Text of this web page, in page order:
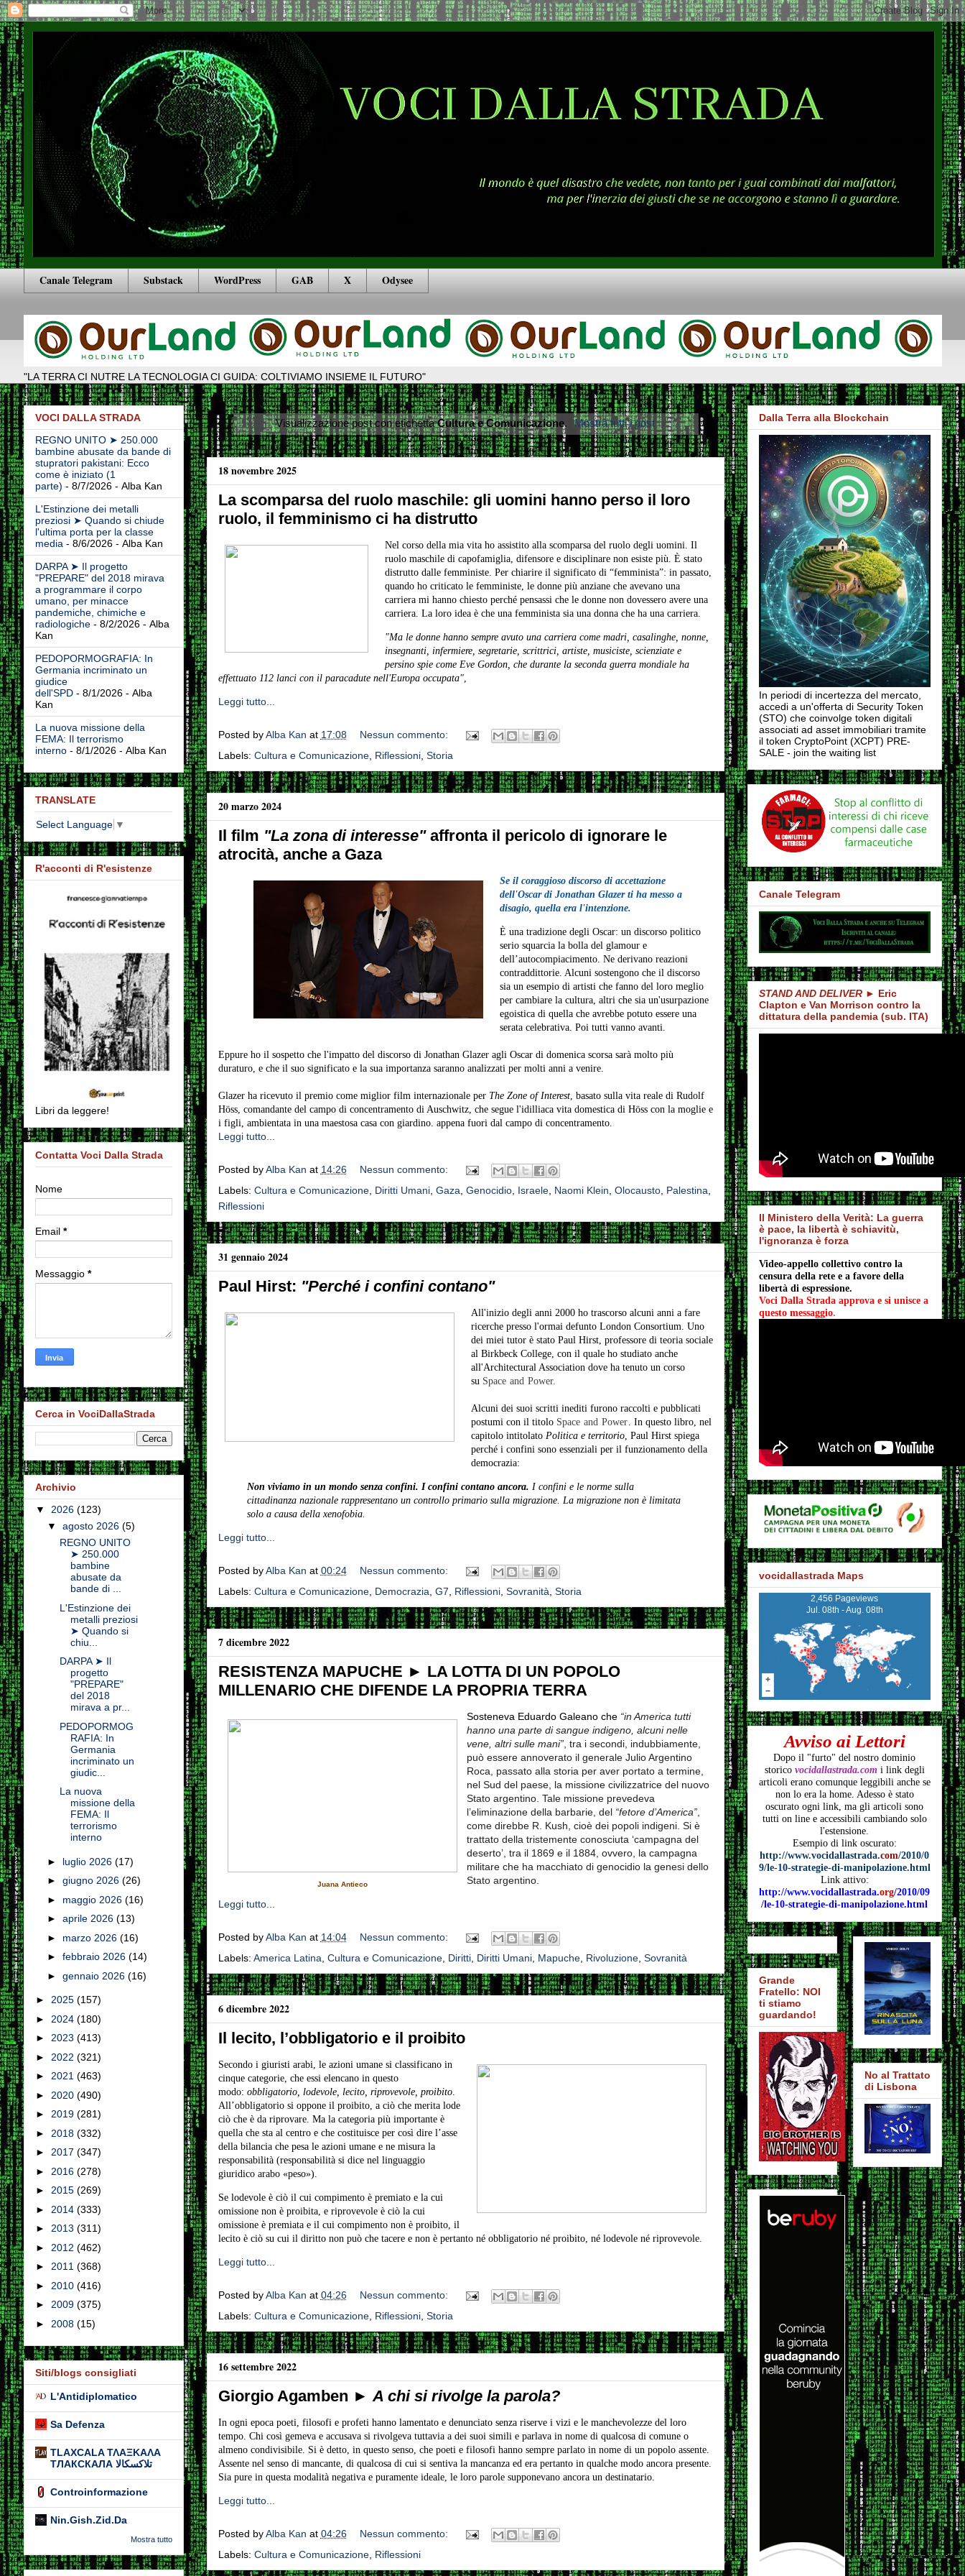
Canale Telegram Substack WordPress GAB X Odysee
"LA TERRA CI NUTRE LA TECNOLOGIA CI GUIDA: COLTIVIAMO INSIEME IL FUTURO"
Visualizzazione post con etichettaCultura e Comunicazione. Mostra tutti i post
18 novembre 2025
La scomparsa del ruolo maschile: gli uomini hanno perso il loro
ruolo, il femminismo ci ha distrutto
Nel corso della mia vita ho assistito alla scomparsa del ruolo degli uomini. Il
ruolo maschile di capofamiglia, difensore e disciplinare non esiste più. È stato
distrutto dalle femministe. Per chiarire il significato di “femminista”: in passato,
quando ho criticato le femministe, le donne più anziane che avevano una
carriera mi hanno chiesto perché pensassi che le donne non dovessero avere una
carriera. La loro idea è che una femminista sia una donna che ha una carriera.
"Ma le donne hanno sempre avuto una carriera come madri, casalinghe, nonne,
insegnanti, infermiere, segretarie, scrittrici, artiste, musiciste, scienziate e
persino spie come Eve Gordon, che durante la seconda guerra mondiale ha
effettuato 112 lanci con il paracadute nell'Europa occupata",
Leggi tutto...
Posted byAlba Kan at 17:08
Nessun commento:
Labels: Cultura e Comunicazione, Riflessioni, Storia
20 marzo 2024
Il film "La zona di interesse"affronta il pericolo di ignorare le
atrocità, anche a Gaza
Se il coraggioso discorso di accettazione
dell'Oscar di Jonathan Glazer ti ha messo a
disagio, quella era l'intenzione.
È una tradizione degli Oscar: un discorso politico
serio squarcia la bolla del glamour e
dell’autocompiacimento. Ne derivano reazioni
contraddittorie. Alcuni sostengono che il discorso
sia un esempio di artisti che fanno del loro meglio
per cambiare la cultura, altri che sia un'usurpazione
egoistica di quella che avrebbe potuto essere una
serata celebrativa. Poi tutti vanno avanti.
Eppure ho il sospetto che l'impatto del discorso di Jonathan Glazer agli Oscar di domenica scorsa sarà molto più
duraturo, e che il suo significato e la sua importanza saranno analizzati per molti anni a venire.
Glazer ha ricevuto il premio come miglior film internazionale per The Zone of Interest, basato sulla vita reale di Rudolf
Höss, comandante del campo di concentramento di Auschwitz, che segue l'idilliaca vita domestica di Höss con la moglie e
i figli, ambientata in una maestosa casa con giardino. appena fuori dal campo di concentramento.
Leggi tutto...
Posted byAlba Kan at 14:26
Nessun commento:
Labels: Cultura e Comunicazione, Diritti Umani, Gaza Genocidio, Israele, Naomi Klein Olocausto, Palestina
Riflessioni
31 gennaio 2024
Paul Hirst: "Perché i confini contano"
All'inizio degli anni 2000 ho trascorso alcuni anni a fare
ricerche presso l'ormai defunto London Consortium. Uno
dei miei tutor è stato Paul Hirst, professore di teoria sociale
al Birkbeck College, con il quale ho studiato anche
all'Architectural Association dove ha tenuto un corso
su Space and Power.
Alcuni dei suoi scritti inediti furono raccolti e pubblicati
postumi con il titolo Space and Power. In questo libro, nel
capitolo intitolato Politica e territorio, Paul Hirst spiega
perché i confini sono essenziali per il funzionamento della
democrazia:
Non viviamo in un mondo senza confini. I confini contano ancora. I confini e le norme sulla
cittadinanza nazionale rappresentano un controllo primario sulla migrazione. La migrazione non è limitata
solo a causa della xenofobia.
Leggi tutto...
Posted byAlba Kan at 00:24
Nessun commento:
Labels: Cultura e Comunicazione, Democrazia G7 Riflessioni, Sovranità Storia
7 dicembre 2022
RESISTENZA MAPUCHE ► LA LOTTA DI UN POPOLO
MILLENARIO CHE DIFENDE LA PROPRIA TERRA
Juana Antieco
Sosteneva Eduardo Galeano che “in America tutti
hanno una parte di sangue indigeno, alcuni nelle
vene, altri sulle mani”, tra i secondi, indubbiamente,
può essere annoverato il generale Julio Argentino
Roca, passato alla storia per aver portato a termine,
nel Sud del paese, la missione civilizzatrice del nuovo
Stato argentino. Tale missione prevedeva
l’eliminazione della barbarie, del “fetore d’America”,
come direbbe R. Kush, cioè dei popoli indigeni. Si è
trattato della tristemente conosciuta ‘campagna del
deserto’, tra il 1869 e il 1884, ovvero, la campagna
militare che ha macchiato di genocidio la genesi dello
Stato argentino.
Leggi tutto...
Posted byAlba Kan at 14:04
Nessun commento:
Labels: America Latina Cultura e Comunicazione, Diritti, Diritti Umani, Mapuche, Rivoluzione, Sovranità
6 dicembre 2022
Il lecito, l’obbligatorio e il proibito
Secondo i giuristi arabi, le azioni umane si classificano in
cinque categorie, che essi elencano in questo
modo: obbligatorio, lodevole, lecito, riprovevole, proibito.
All’obbligatorio si oppone il proibito, a ciò che merita lode
ciò che è da riprovare. Ma la categoria più importante è
quella che sta al centro e che costituisce per così dire l’asse
della bilancia che pesa le azioni umane e ne misura la
responsabilità (responsabilità si dice nel linguaggio
giuridico arabo «peso»).
Se lodevole è ciò il cui compimento è premiato e la cui
omissione non è proibita, e riprovevole è ciò la cui
omissione è premiata e il cui compimento non è proibito, il
lecito è ciò su cui il diritto non può che tacere e non è pertanto né obbligatorio né proibito, né lodevole né riprovevole.
Leggi tutto...
Posted byAlba Kan at 04:26
Nessun commento:
Labels: Cultura e Comunicazione, Riflessioni, Storia
16 settembre 2022
Giorgio Agamben ►A chi si rivolge la parola?
In ogni epoca poeti, filosofi e profeti hanno lamentato e denunciato senza riserve i vizi e le manchevolezze del loro
tempo. Chi così gemeva e accusava si rivolgeva tuttavia a dei suoi simili e parlava in nome di qualcosa di comune o
almeno condivisibile. Si è detto, in questo senso, che poeti e filosofi hanno sempre parlato in nome di un popolo assente.
Assente nel senso di mancante, di qualcosa di cui si sentiva la mancanza ed era pertanto in qualche modo ancora presente.
Sia pure in questa modalità negativa e puramente ideale, le loro parole supponevano ancora un destinatario.
Leggi tutto...
Posted byAlba Kan at 04:26
Nessun commento:
Labels: Cultura e Comunicazione, Riflessioni
VOCI DALLA STRADA
REGNO UNITO ➤ 250.000
bambine abusate da bande di
stupratori pakistani: Ecco
come è iniziato (1
parte) - 8/7/2026- Alba Kan
L'Estinzione dei metalli
preziosi ➤ Quando si chiude
l'ultima porta per la classe
media - 8/6/2026- Alba Kan
DARPA ➤ Il progetto
"PREPARE" del 2018 mirava
a programmare il corpo
umano, per minacce
pandemiche, chimiche e
radiologiche- 8/2/2026- Alba
Kan
PEDOPORMOGRAFIA: In
Germania incriminato un
giudice
dell'SPD- 8/1/2026- Alba
Kan
La nuova missione della
FEMA: Il terrorismo
interno- 8/1/2026- Alba Kan
TRANSLATE
Select Language ▼
R'acconti di R'esistenze
Libri da leggere!
Contatta Voci Dalla Strada
Nome
Email *
Messaggio *
Cerca in VociDallaStrada
Archivio
▼ 2026 (123)
▼agosto 2026(5)
REGNO UNITO
➤ 250.000
bambine
abusate da
bande di ...
L'Estinzione dei
metalli preziosi
➤ Quando si
chiu...
DARPA ➤ Il
progetto
"PREPARE"
del 2018
mirava a pr...
PEDOPORMOG
RAFIA: In
Germania
incriminato un
giudic...
La nuova
missione della
FEMA: Il
terrorismo
interno
► luglio 2026(17)
►giugno 2026(26)
► maggio 2026(16)
►aprile 2026(13)
► marzo 2026(16)
►febbraio 2026(14)
►gennaio 2026(16)
► 2025 (157)
► 2024 (180)
► 2023 (413)
► 2022 (321)
► 2021 (463)
► 2020 (490)
► 2019 (281)
► 2018 (332)
► 2017 (347)
► 2016 (278)
► 2015 (269)
► 2014 (333)
► 2013 (311)
► 2012 (462)
► 2011 (368)
► 2010 (416)
► 2009 (375)
► 2008 (15)
Siti/blogs consigliati
L'Antidiplomatico
Sa Defenza
TLAXCALA ΤΛΑΞΚΑΛΑ
ТЛАКСКАЛА تلاكسكالا
Controinformazione
Nin.Gish.Zid.Da
Mostra tutto
Dalla Terra alla Blockchain
In periodi di incertezza del mercato,
accedi a un'offerta di Security Token
(STO) che coinvolge token digitali
associati ad asset immobiliari tramite
il token CryptoPoint (XCPT) PRE-
SALE - join the waiting list
Canale Telegram
STAND AND DELIVER► Eric
Clapton e Van Morrison contro la
dittatura della pandemia (sub. ITA)
Il Ministero della Verità: La guerra
è pace, la libertà è schiavitù,
l'ignoranza è forza
Video-appello collettivo contro la
censura della rete e a favore della
libertà di espressione.
Voci Dalla Strada approva e si unisce a
questo messaggio.
vocidallastrada Maps
2,456 Pageviews
Jul. 08th - Aug. 08th
Avviso ai Lettori
Dopo il "furto" del nostro dominio
storico vocidallastrada.comi link degli
articoli erano comunque leggibili anche se
non lo era la home. Adesso è stato
oscurato ogni link, ma gli articoli sono
tutti on line e accessibili cambiando solo
l'estensione.
Esempio di link oscurato:
http://www.vocidallastrada.com/2010/0
9/le-10-strategie-di-manipolazione.html
Link attivo:
http://www.vocidallastrada.org/2010/09
/le-10-strategie-di-manipolazione.html
Grande
Fratello: NOI
ti stiamo
guardando!
No al Trattato
di Lisbona